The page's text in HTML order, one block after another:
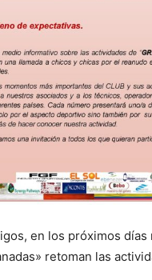
en los próximos
retoman las